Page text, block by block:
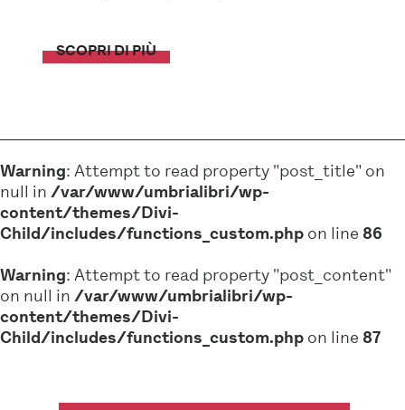
SCOPRI DI PIÙ
Warning: Attempt to read property "post_title" on
null in /var/www/umbrialibri/wp-
content/themes/Divi-
Child/includes/functions_custom.php on line 86
Warning: Attempt to read property "post_content"
on null in /var/www/umbrialibri/wp-
content/themes/Divi-
Child/includes/functions_custom.php on line 87